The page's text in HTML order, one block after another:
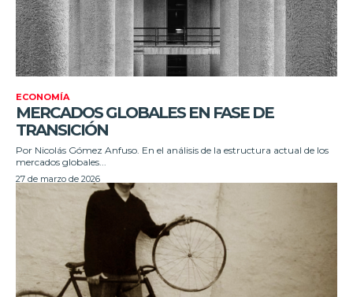
ECONOMÍA
MERCADOS GLOBALES EN FASE DE
TRANSICIÓN
Por Nicolás Gómez Anfuso. En el análisis de la estructura actual de los
mercados globales...
27 de marzo de 2026